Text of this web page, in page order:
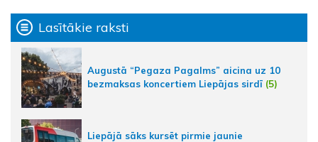
Lasītākie raksti
Augustā “Pegaza Pagalms” aicina uz 10
bezmaksas koncertiem Liepājas sirdī (5)
Liepājā sāks kursēt pirmie jaunie